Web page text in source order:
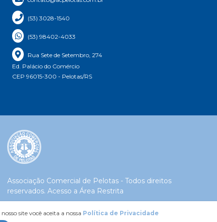
(53) 3028-1540
(53) 98402-4033
Rua Sete de Setembro, 274
Ed. Palácio do Comércio
CEP 96015-300 - Pelotas/RS
Associação Comercial de Pelotas - Todos direitos
reservados. Acesso a Área Restrita
site você aceita a nossa Política de Privacidade